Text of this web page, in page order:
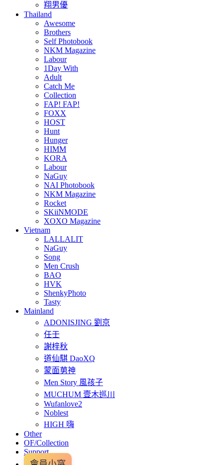
翔男優
Thailand
Awesome
Brothers
Self Photobook
NKM Magazine
Labour
1Day With
Adult
Catch Me
Collection
FAP! FAP!
FOXX
HOST
Hunt
Hunger
HIMM
KORA
Labour
NaGuy
NAI Photobook
NKM Magazine
Rocket
SKiiNMODE
XOXO Magazine
Vietnam
LALLALIT
NaGuy
Song
Men Crush
BAO
HVK
ShenkyPhoto
Tasty
Mainland
ADONISJING 劉京
任壬
謝梓秋
道仙騏 DaoXQ
蒙面莮神
Men Story 風孩子
MUCHUM 壹木巡川
Wufanlove2
Noblest
HIGH 嗨
Other
OF/Collection
Support